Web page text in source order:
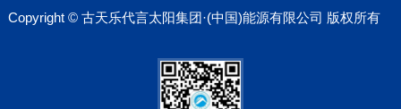
Copyright © 古天乐代言太阳集团·(中国)能源有限公司 版权所有